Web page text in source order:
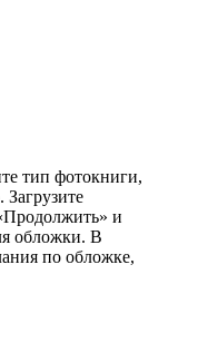
тип фотокниги,
и
обложки. В
по обложке,